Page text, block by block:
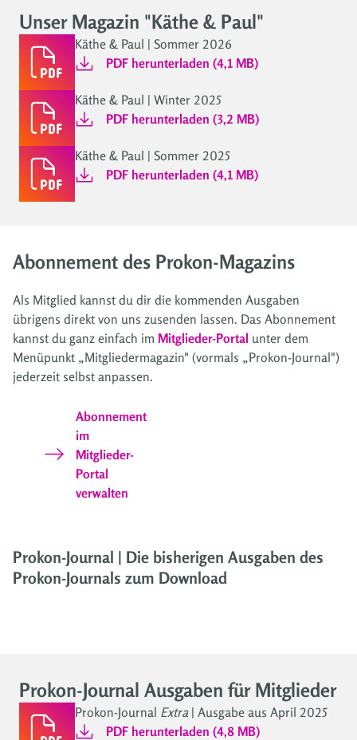
Unser Magazin "Käthe & Paul"
Käthe & Paul | Sommer 2026
PDF herunterladen (4,1 MB)
Käthe & Paul | Winter 2025
PDF herunterladen (3,2 MB)
Käthe & Paul | Sommer 2025
PDF herunterladen (4,1 MB)
Abonnement des Prokon-Magazins
Als Mitglied kannst du dir die kommenden Ausgaben
übrigens direkt von uns zusenden lassen. Das Abonnement
kannst du ganz einfach im Mitglieder-Portal unter dem
Menüpunkt „Mitgliedermagazin" (vormals „Prokon-Journal")
jederzeit selbst anpassen.
Abonnement
im
Mitglieder-
Portal
verwalten
Prokon-Journal | Die bisherigen Ausgaben des
Prokon-Journals zum Download
Prokon-Journal Ausgaben für Mitglieder
Prokon-Journal Extra | Ausgabe aus April 2025
PDF herunterladen (4,8 MB)